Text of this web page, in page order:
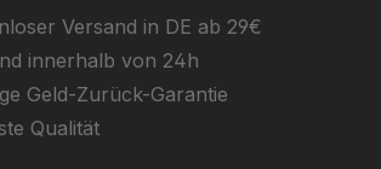
Versand in DE ab 29€
innerhalb von 24h
Geld-Zurück-Garantie
Qualität